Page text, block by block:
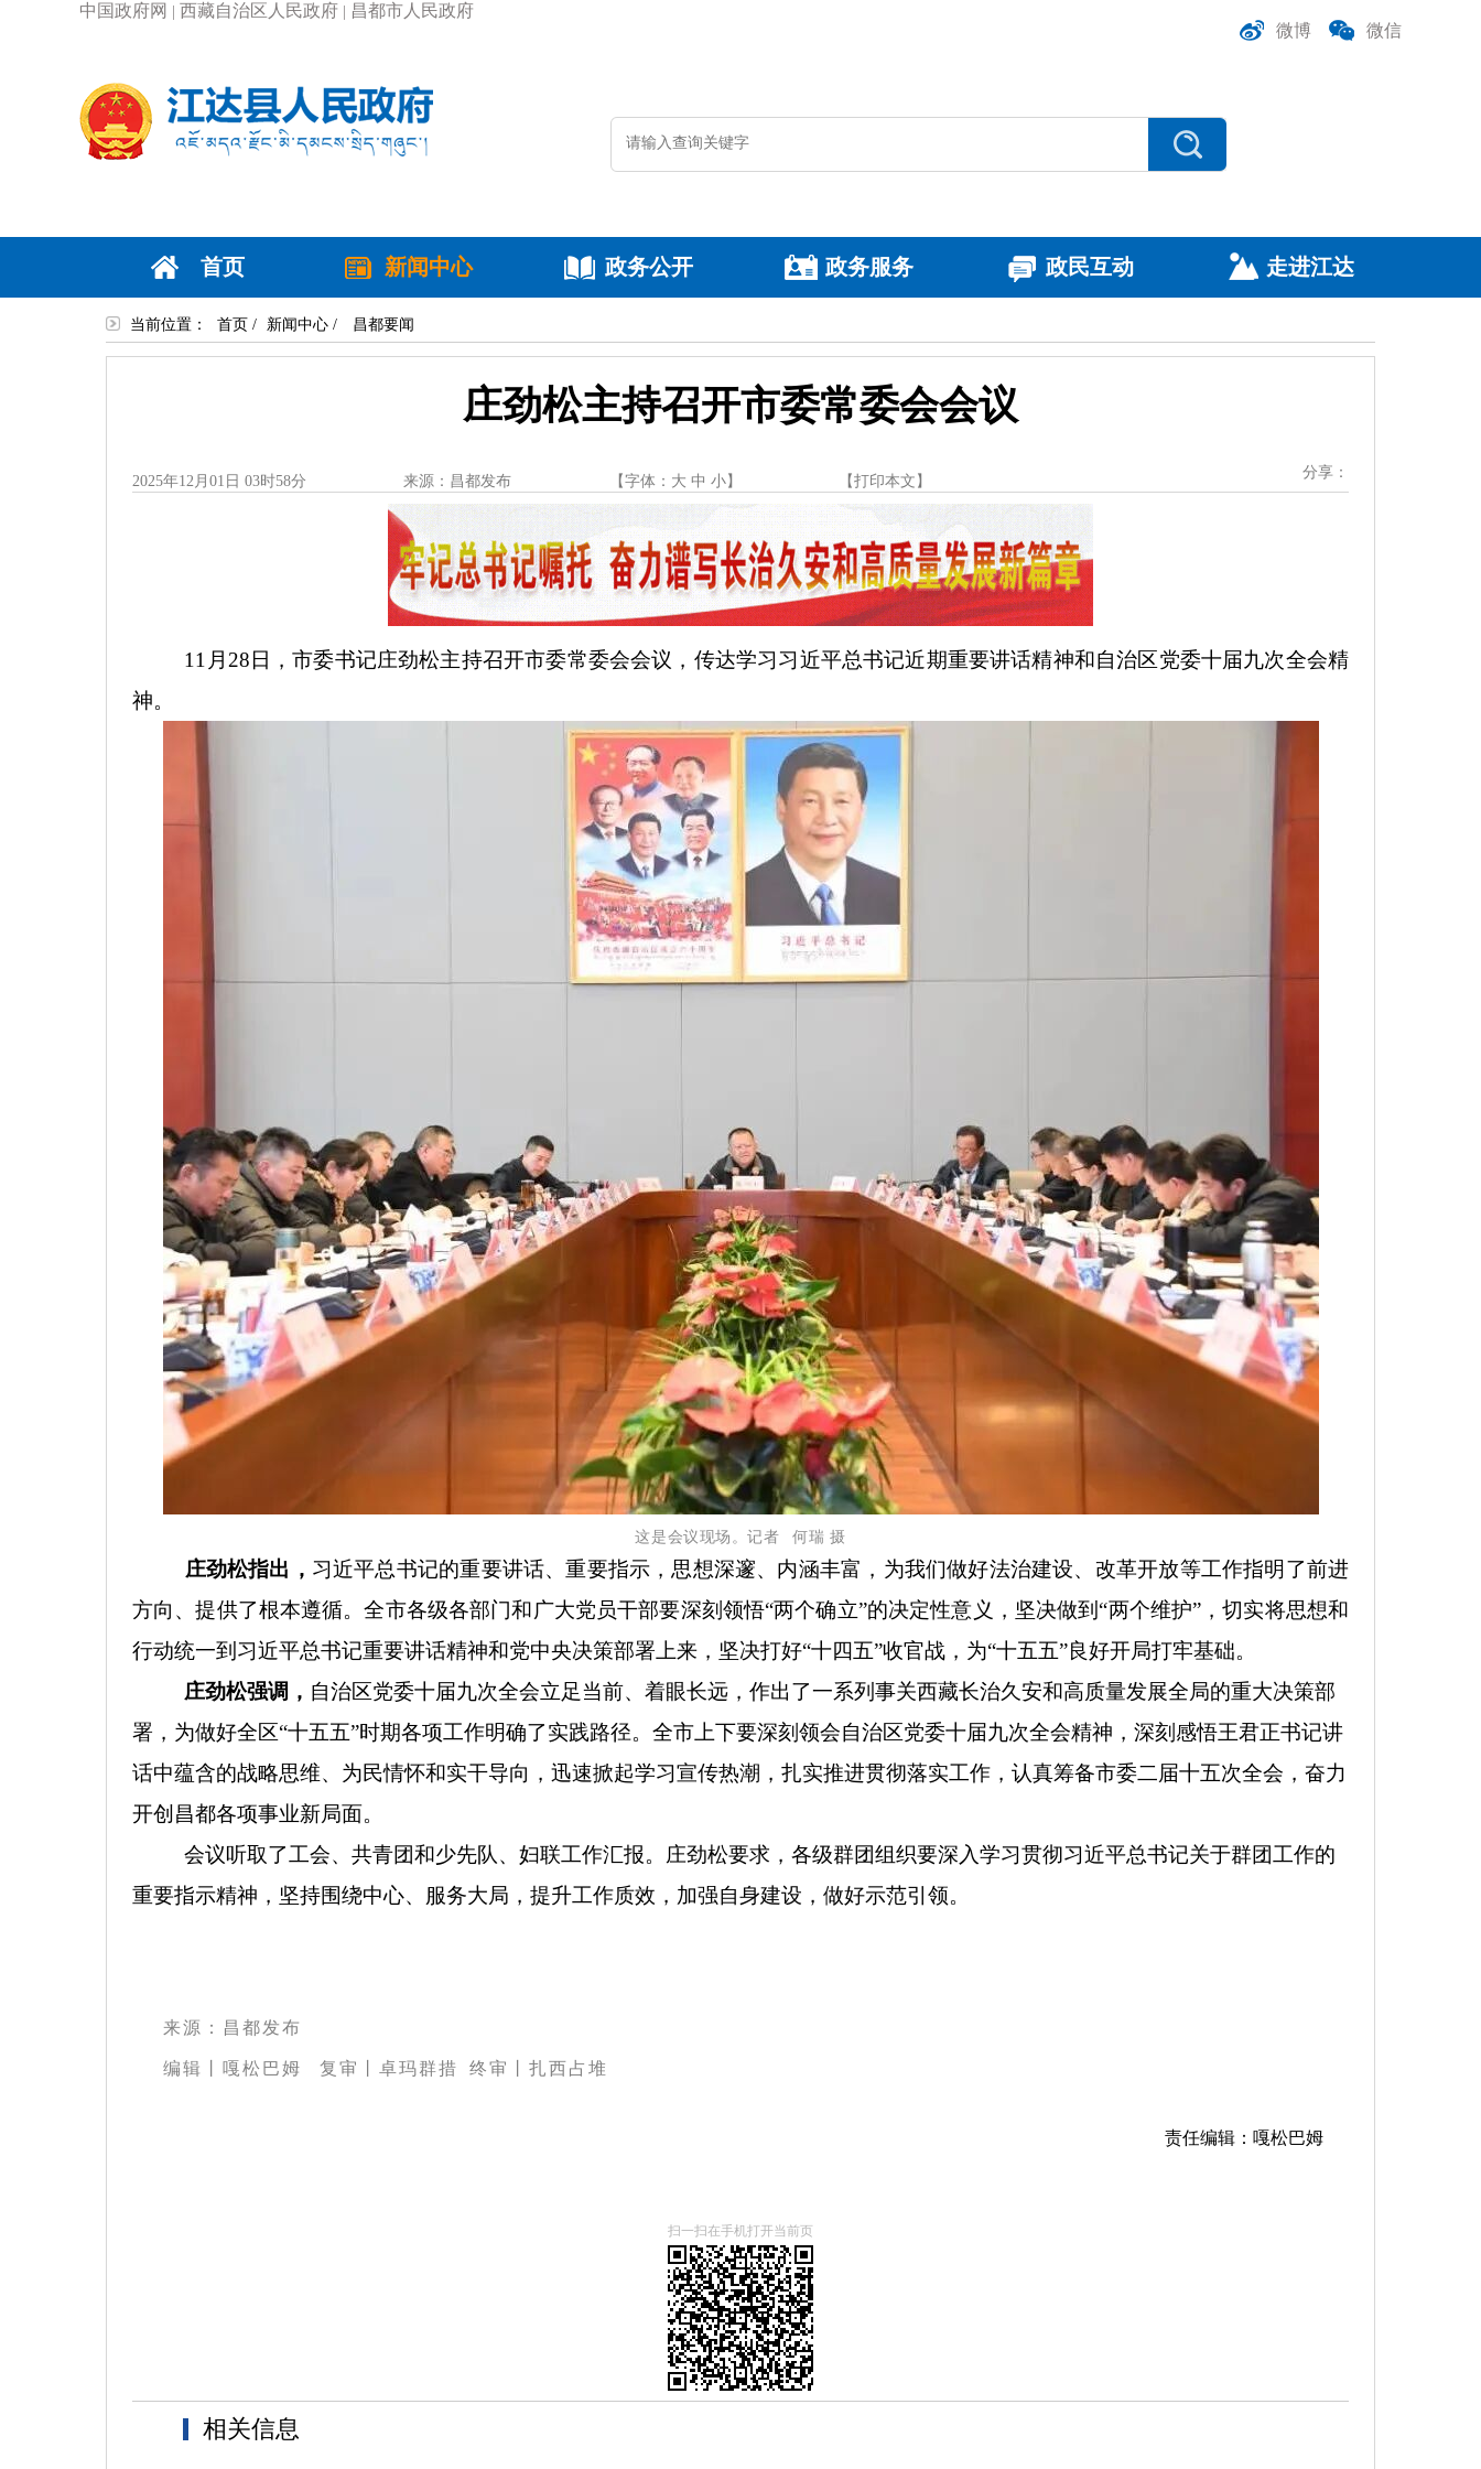
中国政府网 西藏自治区人民政府
昌都市人民政府
微博
微信
首页 新闻中心 政务公开 政务服务 政民互动 走进江达
当前位置： 首页 / 新闻中心 / 昌都要闻
庄劲松主持召开市委常委会会议
2025年12月01日 03时58分 来源：昌都发布 【字体： 大 中 小】 【 打印本文 】
分享：
11月28日，市委书记庄劲松主持召开市委常委会会议，传达学习习近平总书记近期重要讲话精神和自治区党委十届九次全会精
神。
这是会议现场。记者 何瑞 摄
庄劲松指出， 习近平总书记的重要讲话、重要指示，思想深邃、内涵丰富，为我们做好法治建设、改革开放等工作指明了前进
方向、提供了根本遵循。全市各级各部门和广大党员干部要深刻领悟“两个确立”的决定性意义，坚决做到“两个维护”，切实将思想和
行动统一到习近平总书记重要讲话精神和党中央决策部署上来，坚决打好“十四五”收官战，为“十五五”良好开局打牢基础。
庄劲松强调， 自治区党委十届九次全会立足当前、着眼长远，作出了一系列事关西藏长治久安和高质量发展全局的重大决策部
署，为做好全区“十五五”时期各项工作明确了实践路径。全市上下要深刻领会自治区党委十届九次全会精神，深刻感悟王君正书记讲
话中蕴含的战略思维、为民情怀和实干导向，迅速掀起学习宣传热潮，扎实推进贯彻落实工作，认真筹备市委二届十五次全会，奋力
开创昌都各项事业新局面。
会议听取了工会、共青团和少先队、妇联工作汇报。庄劲松要求，各级群团组织要深入学习贯彻习近平总书记关于群团工作的
重要指示精神，坚持围绕中心、服务大局，提升工作质效，加强自身建设，做好示范引领。
来源：昌都发布
编辑丨嘎松巴姆 复审丨卓玛群措 终审丨扎西占堆
责任编辑：嘎松巴姆
扫一扫在手机打开当前页
相关信息